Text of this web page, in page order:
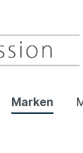
Marken